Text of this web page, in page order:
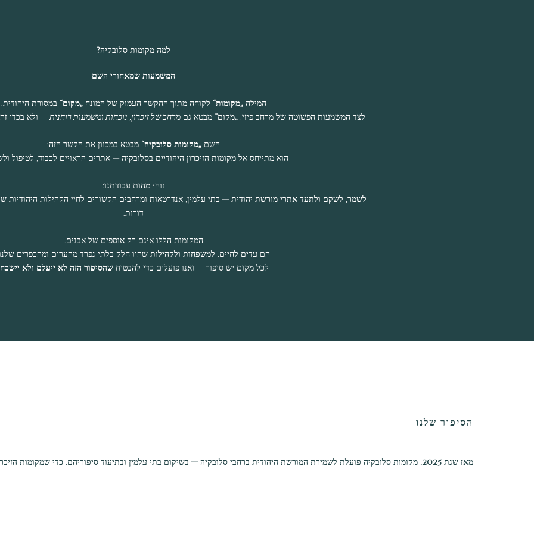
למה מקומות סלובקיה?
המשמעות שמאחורי השם
המילה„מקומות“ לקוחה מתוך ההקשר העמוק של המונח„מקום“ במסורת היהודית.
לצד המשמעות הפשוטה של מרחב פיזי,„מקום“ מבטא גםמרחב של זיכרון, נוכחות ומשמעות רוחנית— ולא בכדי
השם „מקומות סלובקיה“ מבטא במכוון את הקשר הזה:
הוא מתייחס אלמקומות הזיכרון היהודיים בסלובקיה— אתרים הראויים לכבוד, לטיפול
זוהי מהות עבודתנו:
לשמר, לשקם ולתעד אתרי מורשת יהודית— בתי עלמין, אנדרטאות ומרחבים הקשורים לחיי הקהילות היהודיות
דורות.
המקומות הללו אינם רק אוספים של אבנים.
הם עדים לחיים, למשפחות ולקהילות שהיו חלק בלתי נפרד מהערים ומהכפרים
לכל מקום יש סיפור — ואנו פועלים כדי להבטיח שהסיפור הזה לא ייעלם ולא יישכח
הסיפור שלנו
מאז שנת 2025, מקומות סלובקיה פועלת לשמירת המורשת היהודית ברחבי סלובקיה — בשיקום בתי עלמין ובתיעוד סיפוריהם, כדי שמקומות הזיכרון הללו יישארו חיים לדורות הבאים.